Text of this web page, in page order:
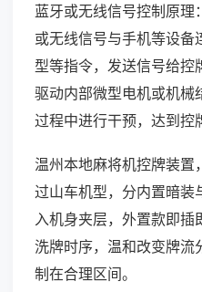
蓝牙或无线信号控制原理
或无线信号与手机等设备
型等指令，发送信号给控
驱动内部微型电机或机械
过程中进行干预，达到控
温州本地麻将机控牌装置
过山车机型，分内置暗装
入机身夹层，外置款即
洗牌时序，温和改变牌流
制在合理区间。